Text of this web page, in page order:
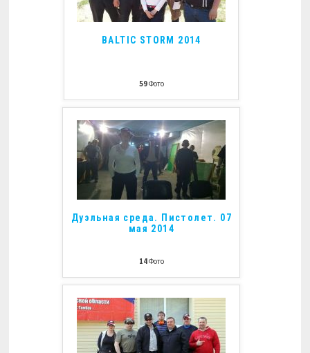
BALTIC STORM 2014
59Фото
Дуэльная среда. Пистолет. 07
мая 2014
14Фото